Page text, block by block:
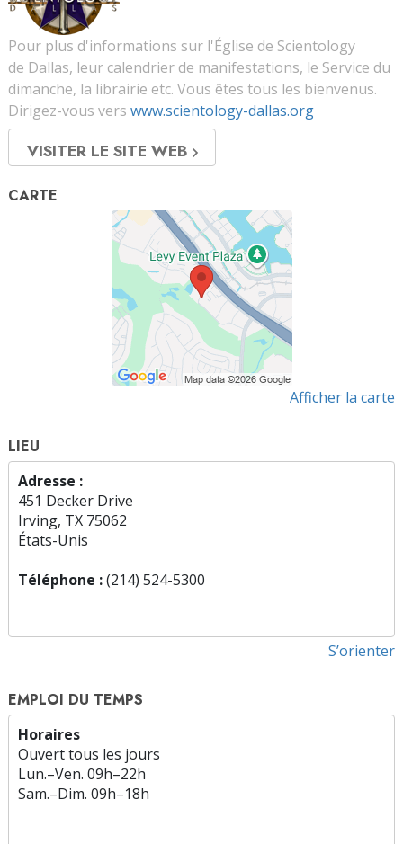
Pour plus d'informations sur l'Église de Scientology
de Dallas, leur calendrier de manifestations, le Service du
dimanche, la librairie etc. Vous êtes tous les bienvenus.
Dirigez-vous vers www.scientology-dallas.org
VISITER LE SITE WEB
CARTE
Afficher la carte
LIEU
Adresse :
451 Decker Drive
Irving, TX 75062
États-Unis
Téléphone :(214) 524-5300
S’orienter
EMPLOI DU TEMPS
Horaires
Ouvert tous les jours
Lun.–Ven. 09h–22h
Sam.–Dim. 09h–18h